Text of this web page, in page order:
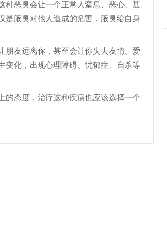
种恶臭会让一个正常人窒息、恶心、甚
是腋臭对他人造成的危害，腋臭给自身
朋友远离你，甚至会让你失去友情、爱
变化，出现心理障碍、忧郁症、自杀等
的态度，治疗这种疾病也应该选择一个